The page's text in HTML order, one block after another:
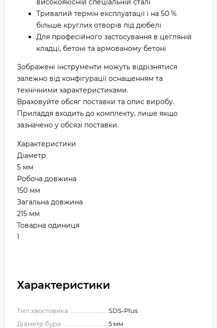
високоякісній спеціальній сталі
Тривалий термін експлуатації і на 50 %
більше круглих отворів під дюбелі
Для професійного застосування в цегляній
кладці, бетоні та армованому бетоні
Зображені інструменти можуть відрізнятися
залежно від конфігурації оснащенням та
технічними характеристиками.
Враховуйте обсяг поставки та опис виробу.
Приладдя входить до комплекту, лише якщо
зазначено у обсязі поставки.
Характеристики
Діаметр
5 мм
Робоча довжина
150 мм
Загальна довжина
215 мм
Товарна одиниця
1
Характеристики
Тип хвостовика
SDS-Plus
Діаметр бура
5 мм